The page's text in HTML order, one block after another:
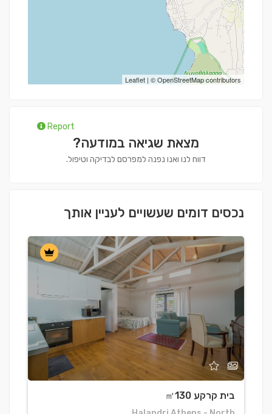
Leaflet | ©OpenStreetMapcontributors
Report
מצאת שגיאה במודעה?
דווח לנו ואנו נפנה למפרסם לבדיקה וטיפול.
נכסים דומים שעשויים לעניין אותך
בית קרקע ㎡130